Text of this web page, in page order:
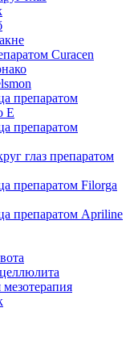
Curacen
препаратом
E
препаратом
глаз препаратом
препаратом Filorga
препаратом Apriline